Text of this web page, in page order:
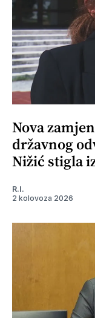
Nova
državnog
Nižić stigla
R.I.
2 kolovoza 2026